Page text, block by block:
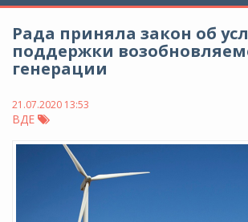
Рада приняла закон об
поддержки
генерации
21.07.2020 13:53
ВДЕ